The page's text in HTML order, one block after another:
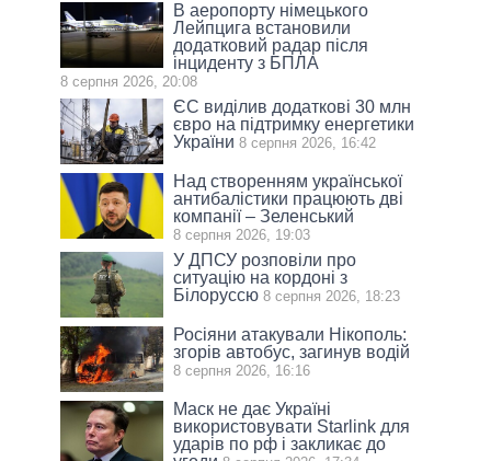
В аеропорту німецького
Лейпцига встановили
додатковий радар після
інциденту з БПЛА
8 серпня 2026, 20:08
ЄС виділив додаткові 30 млн
євро на підтримку енергетики
України 8 серпня 2026, 16:42
Над створенням української
антибалістики працюють дві
компанії – Зеленський
8 серпня 2026, 19:03
У ДПСУ розповіли про
ситуацію на кордоні з
Білоруссю 8 серпня 2026, 18:23
Росіяни атакували Нікополь:
згорів автобус, загинув водій
8 серпня 2026, 16:16
Маск не дає Україні
використовувати Starlink для
ударів по рф і закликає до